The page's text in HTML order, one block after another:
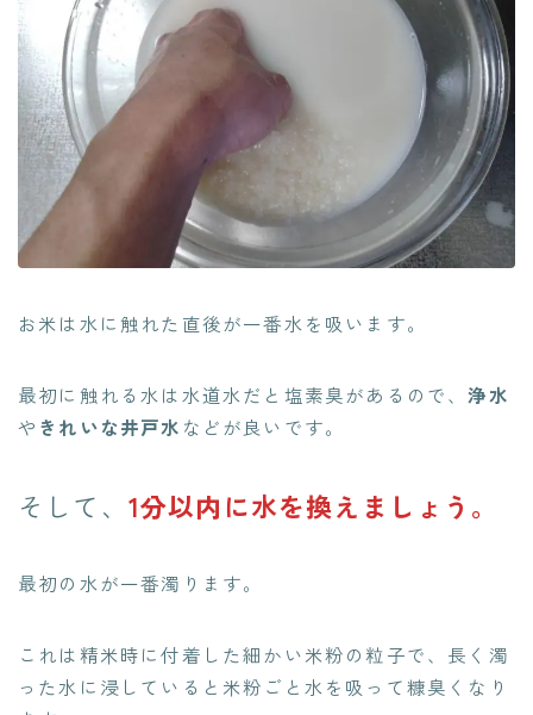
お米は水に触れた直後が一番水を吸います。
最初に触れる水は水道水だと塩素臭があるので、浄水
や きれいな井戸水 などが良いです。
そして、 1分以内に水を換えましょう。
最初の水が一番濁ります。
これは精米時に付着した細かい米粉の粒子で、長く濁
った水に浸していると米粉ごと水を吸って糠臭くなり